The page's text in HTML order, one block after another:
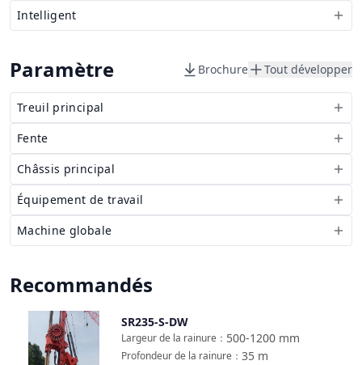
Intelligent
Paramètre Brochure Tout développer
Treuil principal
Fente
Châssis principal
Équipement de travail
Machine globale
Recommandés
Comparer
SR235-S-DW
500-1200 mm
Largeur de la rainure ：
35 m
Profondeur de la rainure ：